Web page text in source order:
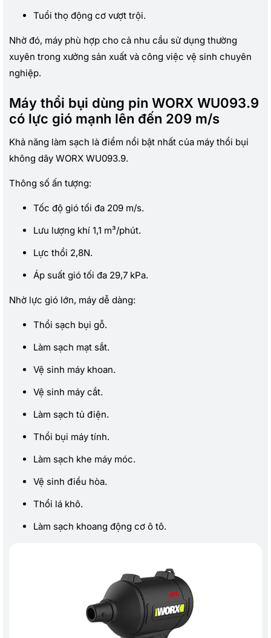
Tuổi thọ động cơ vượt trội.
Nhờ đó, máy phù hợp cho cả nhu cầu sử dụng thường
xuyên trong xưởng sản xuất và công việc vệ sinh chuyên
nghiệp.
Máy thổi bụi dùng pin WORX WU093.9
có lực gió mạnh lên đến 209 m/s
Khả năng làm sạch là điểm nổi bật nhất của máy thổi bụi
không dây WORX WU093.9.
Thông số ấn tượng:
Tốc độ gió tối đa 209 m/s.
Lưu lượng khí 1,1 m³/phút.
Lực thổi 2,8N.
Áp suất gió tối đa 29,7 kPa.
Nhờ lực gió lớn, máy dễ dàng:
Thổi sạch bụi gỗ.
Làm sạch mạt sắt.
Vệ sinh máy khoan.
Vệ sinh máy cắt.
Làm sạch tủ điện.
Thổi bụi máy tính.
Làm sạch khe máy móc.
Vệ sinh điều hòa.
Thổi lá khô.
Làm sạch khoang động cơ ô tô.